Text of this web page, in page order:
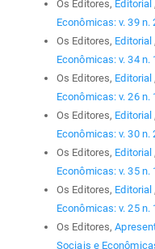
Os Editores, Editorial,
Econômicas: v. 39 n.
Os Editores, Editorial,
Econômicas: v. 34 n.
Os Editores, Editorial,
Econômicas: v. 26 n.
Os Editores, Editorial,
Econômicas: v. 30 n.
Os Editores, Editorial,
Econômicas: v. 35 n.
Os Editores, Editorial,
Econômicas: v. 25 n.
Os Editores,
Sociais e